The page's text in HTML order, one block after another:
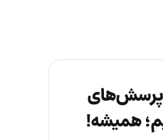
همیشه!